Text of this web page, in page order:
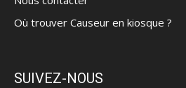
Où trouver Causeur en kiosque ?
SUIVEZ-NOUS